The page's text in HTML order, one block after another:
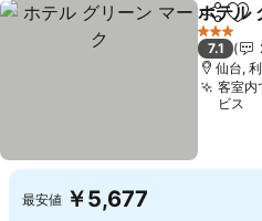
シェアお
ホテル
3 ホテルの
7.1
仙台,
客室内
ビス
最安値 ￥5,677